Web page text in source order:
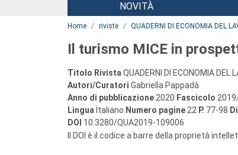
NOVITÀ
Home riviste QUADERNI DI ECONOMIA DEL
Il turismo MICE in
Titolo Rivista QUADERNI DI ECONOMIA DEL
Autori/Curatori Gabriella Pappadà
Anno di pubblicazione 2020 Fascicolo
Lingua Italiano Numero pagine 22 P. 77-98
DOI 10.3280/QUA2019-109006
Il DOI è il codice a barre della proprietà